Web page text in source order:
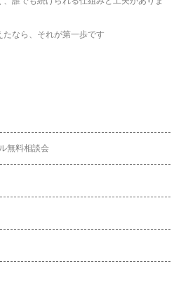
たなら、それが第一歩です
無料相談会